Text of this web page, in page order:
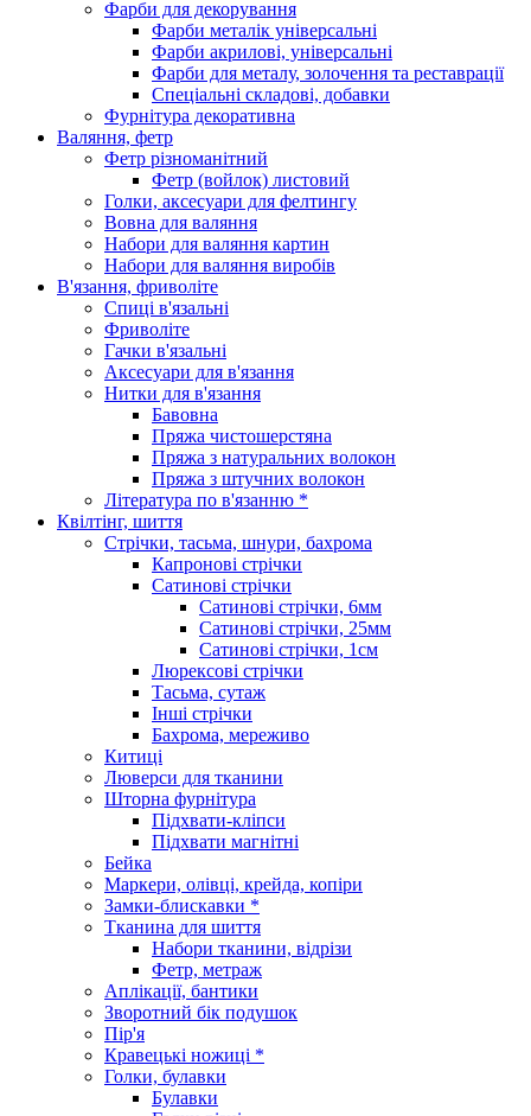
Фарби для декорування
Фарби металік універсальні
Фарби акрилові, універсальні
Фарби для металу, золочення та реставрації
Спеціальні складові, добавки
Фурнітура декоративна
Валяння, фетр
Фетр різноманітний
Фетр (войлок) листовий
Голки, аксесуари для фелтингу
Вовна для валяння
Набори для валяння картин
Набори для валяння виробів
В'язання, фриволіте
Спиці в'язальні
Фриволіте
Гачки в'язальні
Аксесуари для в'язання
Нитки для в'язання
Бавовна
Пряжа чистошерстяна
Пряжа з натуральних волокон
Пряжа з штучних волокон
Література по в'язанню *
Квілтінг, шиття
Стрічки, тасьма, шнури, бахрома
Капронові стрічки
Сатинові стрічки
Сатинові стрічки, 6мм
Сатинові стрічки, 25мм
Сатинові стрічки, 1см
Люрексові стрічки
Тасьма, сутаж
Інші стрічки
Бахрома, мереживо
Китиці
Люверси для тканини
Шторна фурнітура
Підхвати-кліпси
Підхвати магнітні
Бейка
Маркери, олівці, крейда, копіри
Замки-блискавки *
Тканина для шиття
Набори тканини, відрізи
Фетр, метраж
Аплікації, бантики
Зворотний бік подушок
Пір'я
Кравецькі ножиці *
Голки, булавки
Булавки